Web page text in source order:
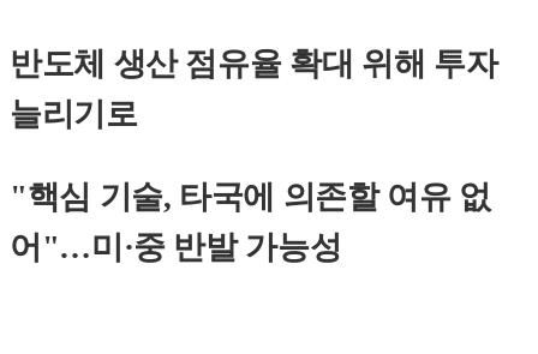
반도체 생산 점유율 확대 위해 투자
늘리기로
"핵심 기술, 타국에 의존할 여유 없
어"…미·중 반발 가능성